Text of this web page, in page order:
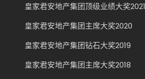
皇家君安地产集团顶级业绩大奖2021
皇家君安地产集团主席大奖2020
皇家君安地产集团钻石大奖2019
皇家君安地产集团主席大奖2018